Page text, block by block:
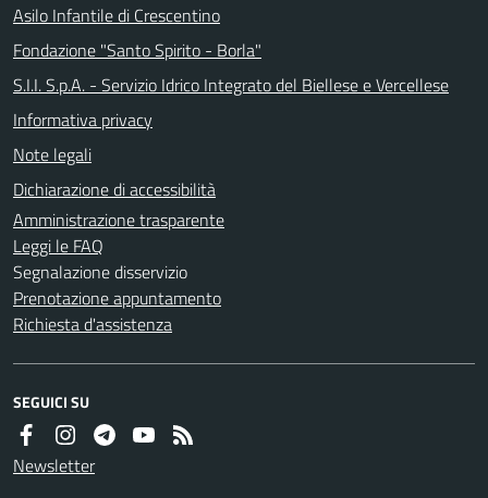
Asilo Infantile di Crescentino
Fondazione "Santo Spirito - Borla"
S.I.I. S.p.A. - Servizio Idrico Integrato del Biellese e Vercellese
Informativa privacy
Note legali
Dichiarazione di accessibilità
Amministrazione trasparente
Leggi le FAQ
Segnalazione disservizio
Prenotazione appuntamento
Richiesta d'assistenza
SEGUICI SU
Newsletter